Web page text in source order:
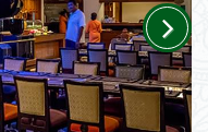
Next